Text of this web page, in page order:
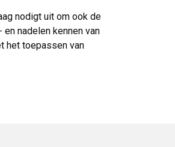
nodigt uit om ook de
nadelen kennen van
het toepassen van